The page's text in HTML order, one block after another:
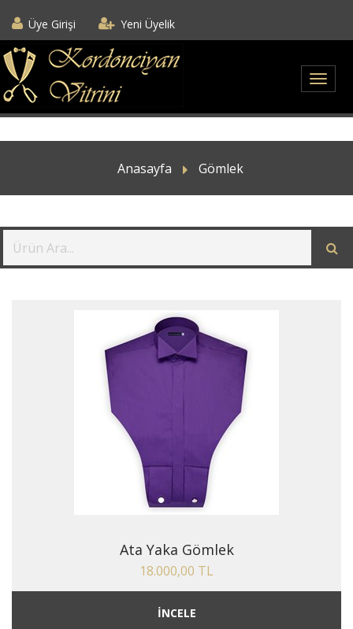
Üye Girişi Yeni Üyelik
Anasayfa Gömlek
Ata Yaka Gömlek
18.000,00 TL
İNCELE